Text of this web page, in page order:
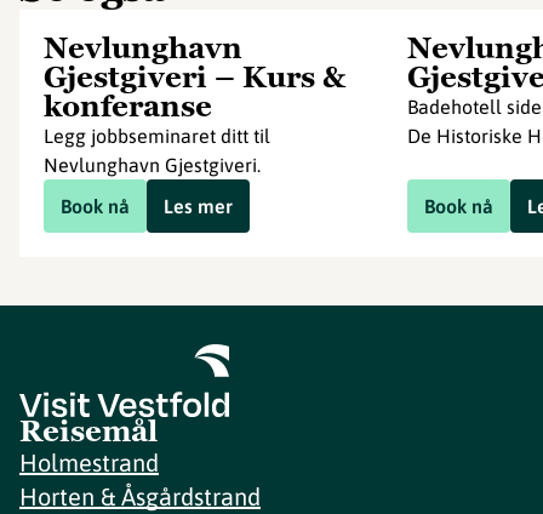
Nevlunghavn
Gjestgiveri – Kurs &
konferanse
Legg jobbseminaret ditt til
Nevlunghavn Gjestgiveri.
Book nå
Les mer
Badehotell
De Historiske
Book nå
Reisemål
Holmestrand
Horten & Åsgårdstrand